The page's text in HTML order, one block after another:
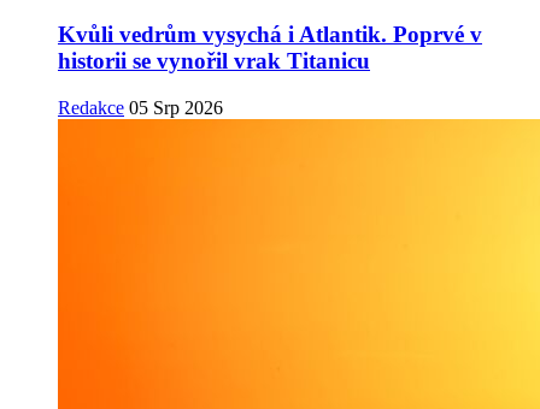
Kvůli vedrům vysychá i Atlantik. Poprvé v
historii se vynořil vrak Titanicu
Redakce 05 Srp 2026